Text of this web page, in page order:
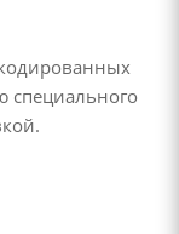
специального